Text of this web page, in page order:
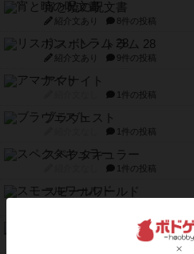
宵と暁の呪文書
紹介文あり 8件の投稿
リスボン・トラム 28
紹介文あり 9件の投稿
アマナイト
1件の投稿
ブラヴェスト
1件の投稿
スペクタキュラー
1件の投稿
スモールワールド
2件の投稿